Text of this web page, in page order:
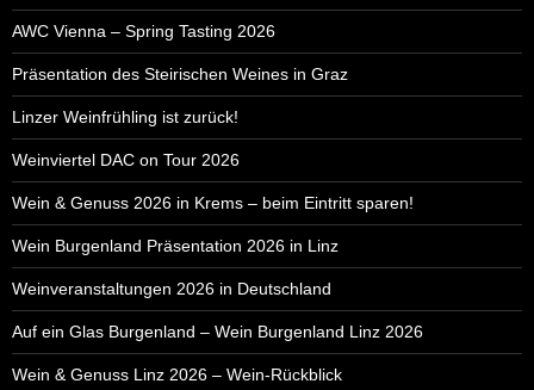
AWC Vienna – Spring Tasting 2026
Präsentation des Steirischen Weines in Graz
Linzer Weinfrühling ist zurück!
Weinviertel DAC on Tour 2026
Wein & Genuss 2026 in Krems – beim Eintritt sparen!
Wein Burgenland Präsentation 2026 in Linz
Weinveranstaltungen 2026 in Deutschland
Auf ein Glas Burgenland – Wein Burgenland Linz 2026
Wein & Genuss Linz 2026 – Wein-Rückblick